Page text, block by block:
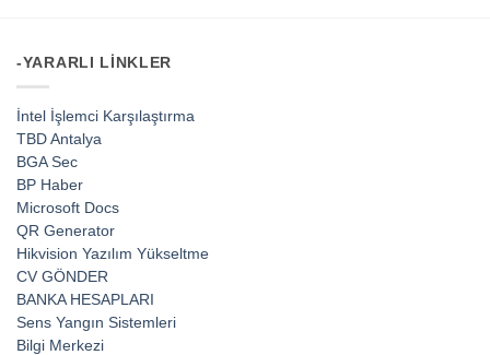
-YARARLI LINKLER
İntel İşlemci Karşılaştırma
TBD Antalya
BGA Sec
BP Haber
Microsoft Docs
QR Generator
Hikvision Yazılım Yükseltme
CV GÖNDER
BANKA HESAPLARI
Sens Yangın Sistemleri
Bilgi Merkezi